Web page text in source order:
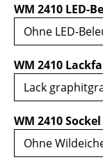
WM 2410 LED-
WM 2410
WM 2410 Sockel